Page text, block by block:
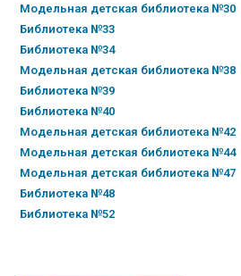
Модельная детская библиотека №30
Библиотека №33
Библиотека №34
Модельная детская библиотека №38
Библиотека №39
Библиотека №40
Модельная детская библиотека №42
Модельная детская библиотека №44
Модельная детская библиотека №47
Библиотека №48
Библиотека №52